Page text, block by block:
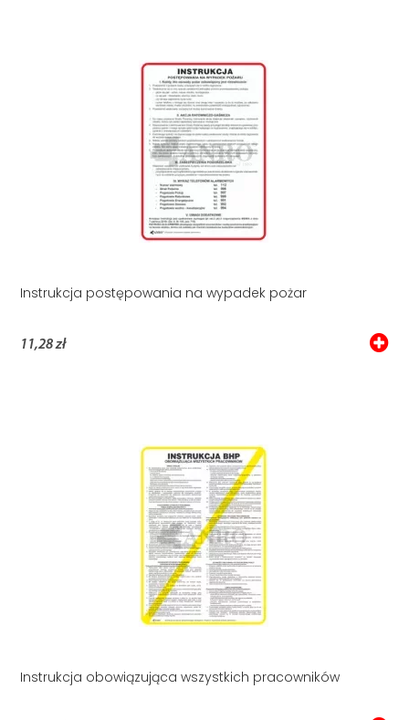
Instrukcja postępowania na wypadek pożar
11,28 zł
Instrukcja obowiązująca wszystkich pracowników